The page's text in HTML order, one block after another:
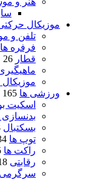
موزیکال
تلفن و
فرفره
قطار 26
ورزشی ها 165
اسکیت
بسکتبال
توپ ها
راکت ها
رقابتی